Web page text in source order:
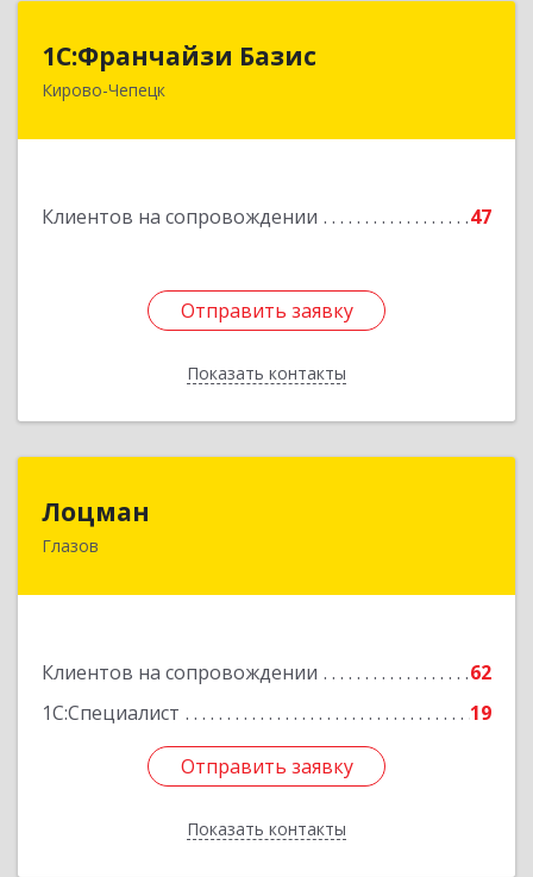
1С:Франчайзи Базис
Кирово-Чепецк
Клиентов на сопровождении 47
Отправить заявку
Показать контакты
613044, Кировская обл, город Кирово-Чепецк
Подробнее
Отправить заявку
Назад
Лоцман
Глазов
Клиентов на сопровождении
62
1С:Специалист
19
Отправить заявку
Показать контакты
427620, Удмуртская Респ, Глазов г, Сибирская
Отправить заявку
Назад